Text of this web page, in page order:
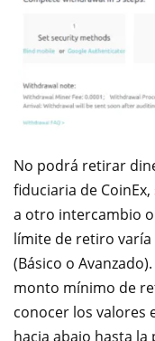
No podrá retirar
fiduciaria de
a otro intercambio
límite de retiro varía
(Básico o
monto mínimo de
conocer los valores
hacia abajo hasta